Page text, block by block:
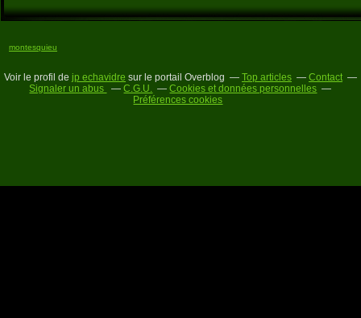
montesquieu
Voir le profil de jp echavidre sur le portail Overblog Top articles
Contact
Signaler un abus
C.G.U.
Cookies et données personnelles
Préférences cookies